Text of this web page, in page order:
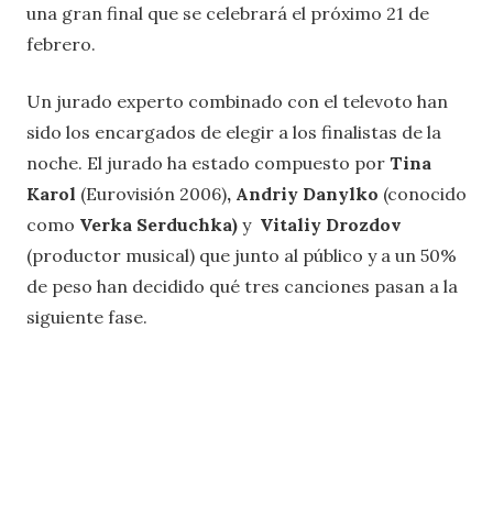
una gran final que se celebrará el próximo 21 de
febrero.
Un jurado experto combinado con el televoto han
sido los encargados de elegir a los finalistas de la
noche. El jurado ha estado compuesto por Tina
Karol (Eurovisión 2006), Andriy Danylko (conocido
como Verka Serduchka) y Vitaliy Drozdov
(productor musical) que junto al público y a un 50%
de peso han decidido qué tres canciones pasan a la
siguiente fase.